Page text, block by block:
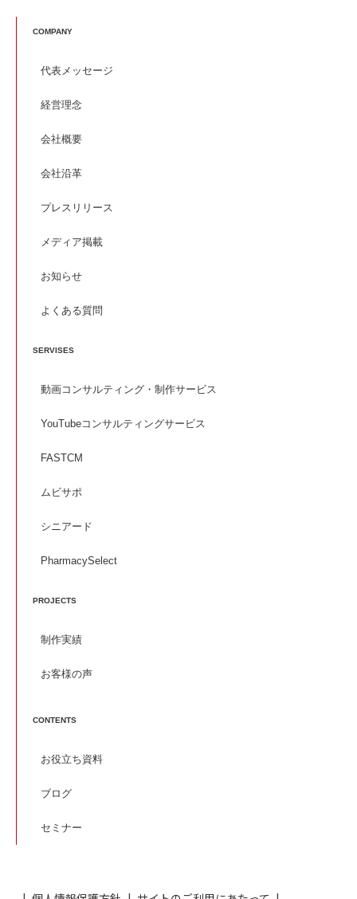
COMPANY
代表メッセージ
経営理念
会社概要
会社沿革
プレスリリース
メディア掲載
お知らせ
よくある質問
SERVISES
動画コンサルティング・制作サービス
YouTubeコンサルティングサービス
FASTCM
ムビサポ
シニアード
PharmacySelect
PROJECTS
制作実績
お客様の声
CONTENTS
お役立ち資料
ブログ
セミナー